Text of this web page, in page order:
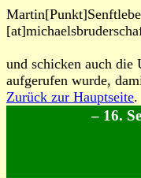
und schicken auch die
aufgerufen wurde,
Zurück zur Hauptseite.
– 16.